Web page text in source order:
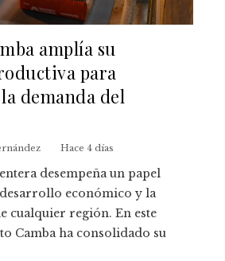
amplía su
para
demanda del
Hace 4 días
desempeña un papel
económico y la
cualquier región. En este
Camba ha consolidado su